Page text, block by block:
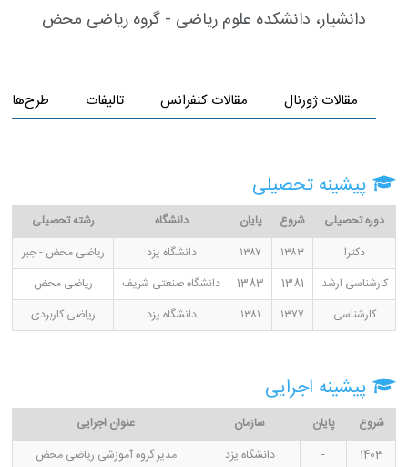
دانشیار، دانشکده علوم ریاضی - گروه ریاضی محض
مقالات ژورنال مقالات کنفرانس تالیفات
پیشینه تحصیلی
دوره تحصیلی شروع پایان دانشگاه
رشته تحصیلی
دکترا
۱۳۸۳ ۱۳۸۷ دانشگاه یزد
ریاضی محض - جبر
کارشناسی ارشد
1381
1383 دانشگاه صنعتی شریف
ریاضی محض
کارشناسی
۱۳۷۷ ۱۳۸۱ دانشگاه یزد ریاضی کاربردی
پیشینه اجرایی
شروع پایان سازمان
عنوان اجرایی
1403
- دانشگاه یزد
مدیر گروه آموزشی ریاضی محض